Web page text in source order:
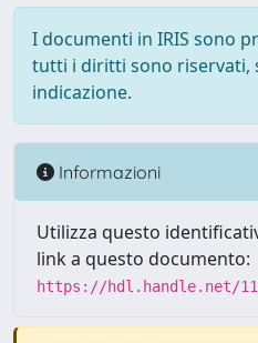
I documenti in IRIS sono
tutti i diritti sono riservati,
indicazione.
Informazioni
Utilizza questo
link a questo documento:
https://hdl.handle.net/